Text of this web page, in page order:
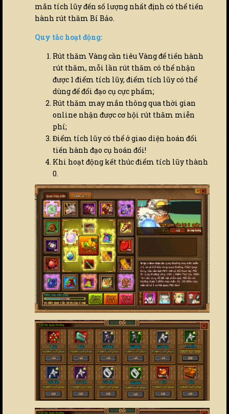
mắn tích lũy đến số lượng nhất định có thể tiến
hành rút thăm Bí Bảo.
Quy tắc hoạt động:
Rút thăm Vàng cần tiêu Vàng để tiến hành
rút thăm, mỗi lần rút thăm có thể nhận
được 1 điểm tích lũy, điểm tích lũy có thể
dùng để đổi đạo cụ cực phẩm;
Rút thăm may mắn thông qua thời gian
online nhận được cơ hội rút thăm miễn
phí;
Điểm tích lũy có thể ở giao diện hoán đổi
tiến hành đạo cụ hoán đổi!
Khi hoạt động kết thúc điểm tích lũy thành
0.